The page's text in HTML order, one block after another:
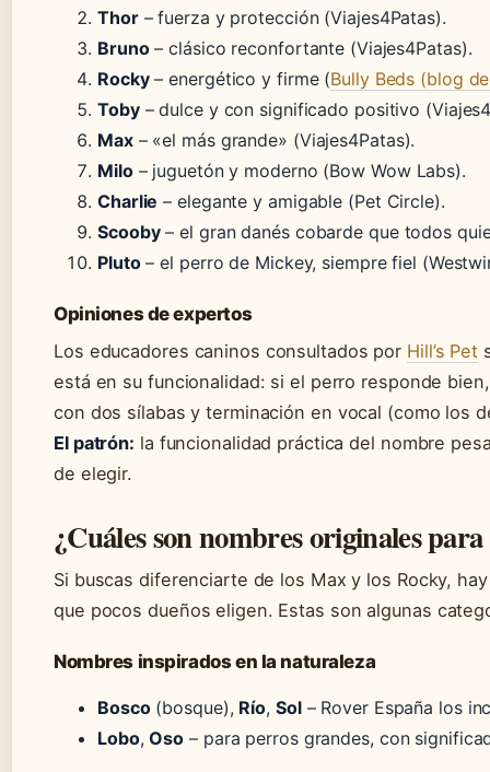
Thor– fuerza y protección (Viajes4Patas).
Bruno– clásico reconfortante (Viajes4Patas).
Rocky– energético y firme (Bully Beds (blog
Toby– dulce y con significado positivo
Max– «el más grande» (Viajes4Patas).
Milo– juguetón y moderno (Bow Wow Labs).
Charlie – elegante y amigable (Pet Circle).
Scooby– el gran danés cobarde que todos
Pluto– el perro de Mickey, siempre fiel
Opiniones de expertos
Los educadores caninos consultados por Hill’s Pet
está en su funcionalidad: si el perro responde
con dos sílabas y terminación en vocal (como los
El patrón: la funcionalidad práctica del nombre
de elegir.
¿Cuáles son nombres originales
Si buscas diferenciarte de los Max y los Rocky,
que pocos dueños eligen. Estas son algunas
Nombres inspirados en la naturaleza
Bosco(bosque), Río, Sol– Rover España los
Lobo,Oso – para perros grandes, con